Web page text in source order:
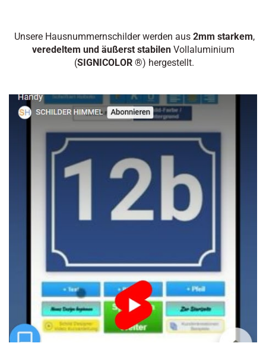
Unsere Hausnummernschilder werden aus 2mm starkem,
veredeltem und äußerst stabilenVollaluminium
(SIGNICOLOR ®) hergestellt.